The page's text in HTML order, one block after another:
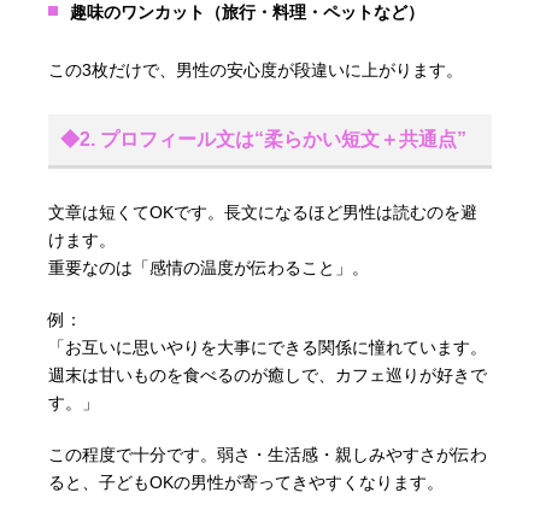
趣味のワンカット（旅行・料理・ペットなど）
この3枚だけで、男性の安心度が段違いに上がります。
◆2. プロフィール文は“柔らかい短文＋共通点”
文章は短くてOKです。長文になるほど男性は読むのを避
けます。
重要なのは「感情の温度が伝わること」。
例：
「お互いに思いやりを大事にできる関係に憧れています。
週末は甘いものを食べるのが癒しで、カフェ巡りが好きで
す。」
この程度で十分です。弱さ・生活感・親しみやすさが伝わ
ると、子どもOKの男性が寄ってきやすくなります。